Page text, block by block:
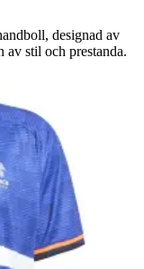
designad av
av stil och prestanda.